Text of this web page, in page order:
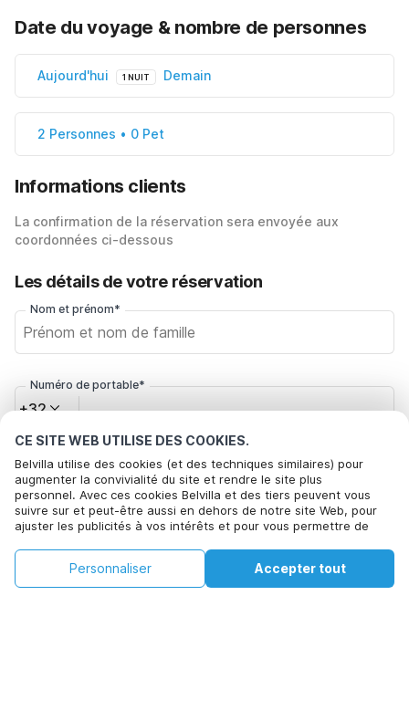
CE SITE WEB UTILISE DES COOKIES.
Belvilla utilise des cookies (et des techniques similaires) pour
augmenter la convivialité du site et rendre le site plus
personnel. Avec ces cookies Belvilla et des tiers peuvent vous
suivre sur et peut-être aussi en dehors de notre site Web, pour
ajuster les publicités à vos intérêts et pour vous permettre de
Accepter, vous acceptez de le faire. Plus d'informations peuvent
être trouvées dans notre
politique de cookie.
Accepter tout
Personnaliser
Date du voyage & nombre de personnes
Aujourd'hui 1 NUIT Demain
2 Personnes • 0 Pet
Informations clients
La confirmation de la réservation sera envoyée aux
coordonnées ci-dessous
Les détails de votre réservation
Nom et prénom*
Numéro de portable*
+32
Votre adresse e-mail*
Cliquez ici pour vous désabonner des offres de Belvilla. Vous
Modifier les dates
Cette propriété n'est pas disponible aux
dates sélectionnées. Essayez de différentes
dates.
les
dates